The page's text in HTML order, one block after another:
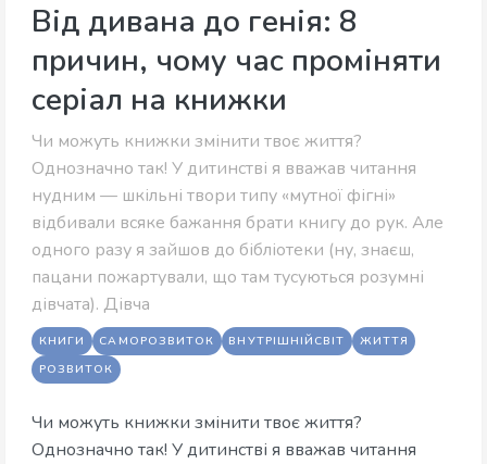
Від дивана до генія: 8
причин, чому час проміняти
серіал на книжки
Чи можуть книжки змінити твоє життя?
Однозначно так! У дитинстві я вважав читання
нудним — шкільні твори типу «мутної фігні»
відбивали всяке бажання брати книгу до рук. Але
одного разу я зайшов до бібліотеки (ну, знаєш,
пацани пожартували, що там тусуються розумні
дівчата). Дівча
КНИГИ САМОРОЗВИТОК ВНУТРІШНІЙСВІТ
ЖИТТЯ
РОЗВИТОК
Чи можуть книжки змінити твоє життя?
Однозначно так! У дитинстві я вважав читання